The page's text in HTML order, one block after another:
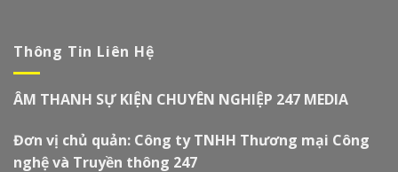
Thông Tin Liên Hệ
ÂM THANH SỰ KIỆN CHUYÊN NGHIỆP 247 MEDIA
Đơn vị chủ quản: Công ty TNHH Thương mại Công
nghệ và Truyền thông 247